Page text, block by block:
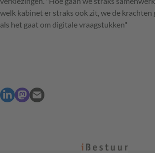
welk kabinet er straks ook zit, we de krachten
als het gaat om digitale vraagstukken"